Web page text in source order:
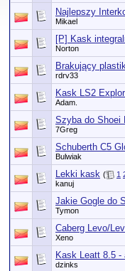
Najlepszy
Mikael
[P] Kask
Norton
Brakujący
rdrv33
Kask LS2
Adam.
Szyba do Shoei
7Greg
Schuberth C5
Bulwiak
Lekki kask ( 1
kanuj
Jakie Gogle do
Tymon
Caberg Levo/
Xeno
Kask Leatt 8.5 -
dzinks